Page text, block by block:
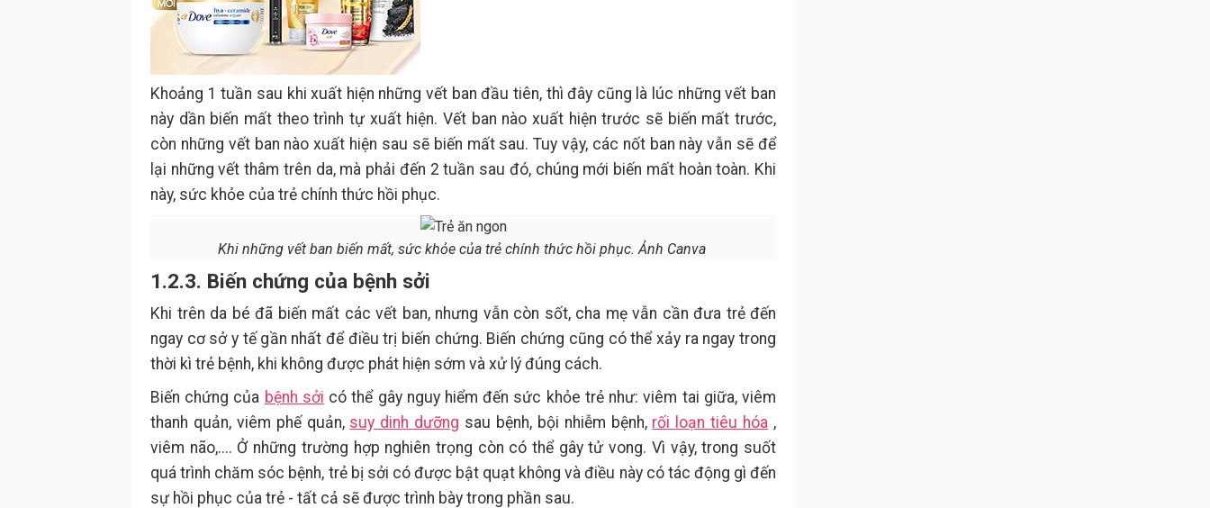
Khoảng 1 tuần sau khi xuất hiện những vết ban đầu tiên, thì đây cũng là lúc những vết ban
này dần biến mất theo trình tự xuất hiện. Vết ban nào xuất hiện trước sẽ biến mất trước,
còn những vết ban nào xuất hiện sau sẽ biến mất sau. Tuy vậy, các nốt ban này vẫn sẽ để
lại những vết thâm trên da, mà phải đến 2 tuần sau đó, chúng mới biến mất hoàn toàn. Khi
này, sức khỏe của trẻ chính thức hồi phục.
Khi những vết ban biến mất, sức khỏe của trẻ chính thức hồi phục. Ảnh Canva
1.2.3. Biến chứng của bệnh sởi
Khi trên da bé đã biến mất các vết ban, nhưng vẫn còn sốt, cha mẹ vẫn cần đưa trẻ đến
ngay cơ sở y tế gần nhất để điều trị biến chứng. Biến chứng cũng có thể xảy ra ngay trong
thời kì trẻ bệnh, khi không được phát hiện sớm và xử lý đúng cách.
Biến chứng của bệnh sởi có thể gây nguy hiểm đến sức khỏe trẻ như: viêm tai giữa, viêm
thanh quản, viêm phế quản, suy dinh dưỡng sau bệnh, bội nhiễm bệnh, rối loạn tiêu hóa ,
viêm não,.... Ở những trường hợp nghiên trọng còn có thể gây tử vong. Vì vậy, trong suốt
quá trình chăm sóc bệnh, trẻ bị sởi có được bật quạt không và điều này có tác động gì đến
sự hồi phục của trẻ - tất cả sẽ được trình bày trong phần sau.